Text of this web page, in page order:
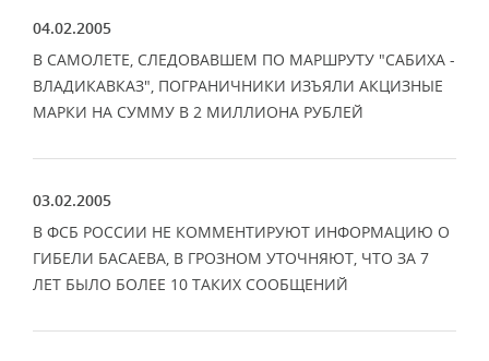
04.02.2005
В САМОЛЕТЕ, СЛЕДОВАВШЕМ ПО МАРШРУТУ "САБИХА -
ВЛАДИКАВКАЗ", ПОГРАНИЧНИКИ ИЗЪЯЛИ АКЦИЗНЫЕ
МАРКИ НА СУММУ В 2 МИЛЛИОНА РУБЛЕЙ
03.02.2005
В ФСБ РОССИИ НЕ КОММЕНТИРУЮТ ИНФОРМАЦИЮ О
ГИБЕЛИ БАСАЕВА, В ГРОЗНОМ УТОЧНЯЮТ, ЧТО ЗА 7
ЛЕТ БЫЛО БОЛЕЕ 10 ТАКИХ СООБЩЕНИЙ